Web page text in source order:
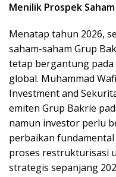
Menilik Prospek
Menatap tahun 2026,
saham-saham Grup
tetap bergantung
global. Muhammad
Investment and
emiten Grup Bakrie
namun investor perlu
perbaikan
proses restrukturisasi
strategis sepanjang